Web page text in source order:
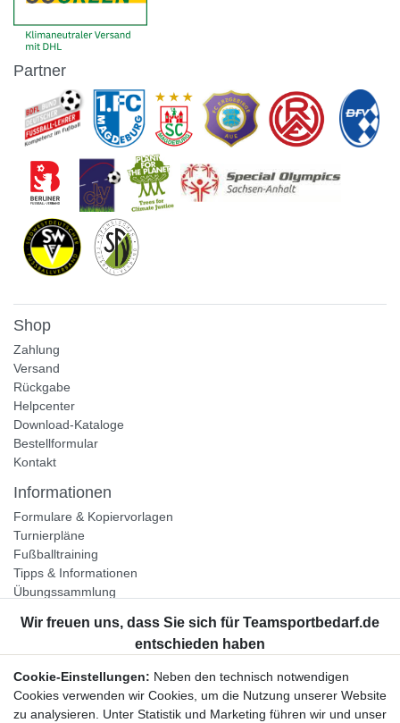
Partner
Shop
Zahlung
Versand
Rückgabe
Helpcenter
Download-Kataloge
Bestellformular
Kontakt
Informationen
Formulare & Kopiervorlagen
Turnierpläne
Fußballtraining
Tipps & Informationen
Übungssammlung
Unternehmen
Widerrufsrecht
Cookie-Einstellungen: Neben den technisch notwendigen
Cookies verwenden wir Cookies, um die Nutzung unserer Website
zu analysieren. Unter Statistik und Marketing führen wir und unser